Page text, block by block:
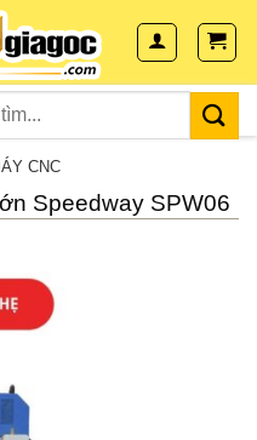
CNC
Speedway SPW06